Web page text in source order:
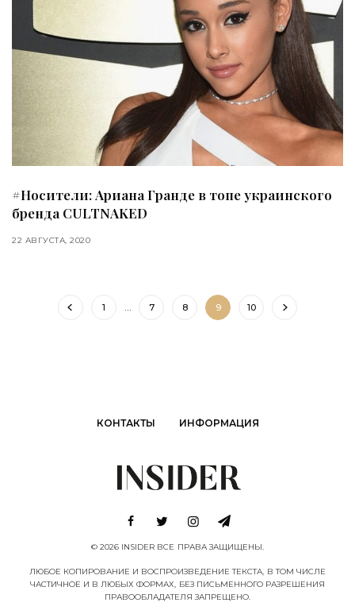
#Носители: Ариана Гранде в топе украинского
бренда CULTNAKED
22 АВГУСТА, 2020
1 … 7 8 9 10
КОНТАКТЫ ИНФОРМАЦИЯ
© 2026 INSIDER ВСЕ ПРАВА ЗАЩИЩЕНЫ.
ЛЮБОЕ КОПИРОВАНИЕ И ВОСПРОИЗВЕДЕНИЕ ТЕКСТА, В ТОМ ЧИСЛЕ
ЧАСТИЧНОЕ И В ЛЮБЫХ ФОРМАХ, БЕЗ ПИСЬМЕННОГО РАЗРЕШЕНИЯ
ПРАВООБЛАДАТЕЛЯ ЗАПРЕЩЕНО.